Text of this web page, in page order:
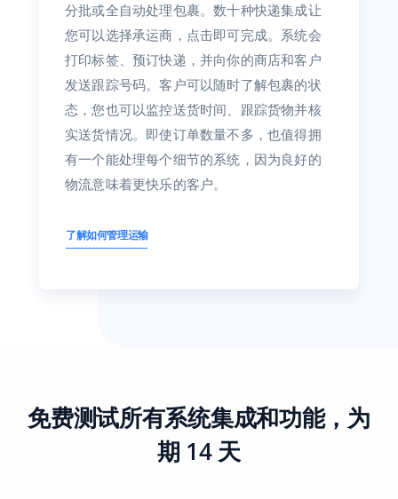
分批或全自动处理包裹。数十种快递集成让
您可以选择承运商，点击即可完成。系统会
打印标签、预订快递，并向你的商店和客户
发送跟踪号码。客户可以随时了解包裹的状
态，您也可以监控送货时间、跟踪货物并核
实送货情况。即使订单数量不多，也值得拥
有一个能处理每个细节的系统，因为良好的
物流意味着更快乐的客户。
了解如何管理运输
免费测试所有系统集成和功能，为
期 14 天